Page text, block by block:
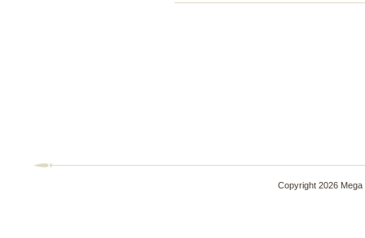
Copyright 2026